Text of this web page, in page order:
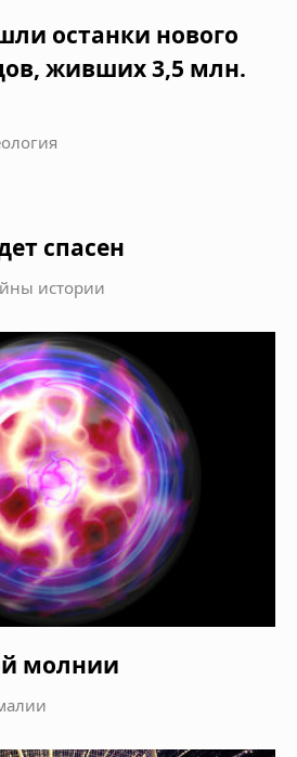
останки нового
живших 3,5 млн.
спасен
истории
молнии